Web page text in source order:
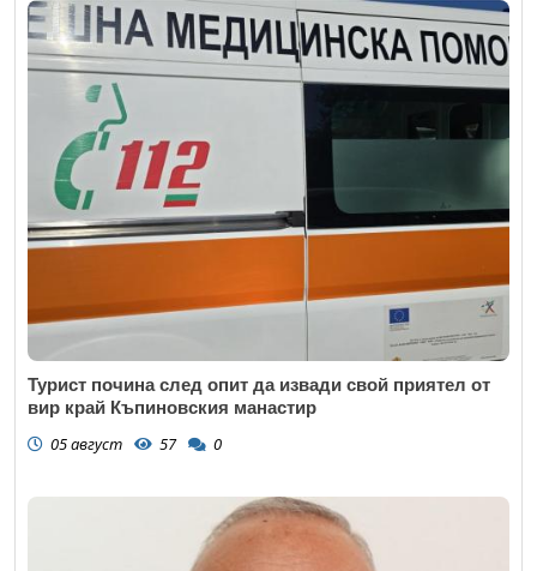
Турист почина след опит да извади свой приятел от
вир край Къпиновския манастир
05 август 57 0